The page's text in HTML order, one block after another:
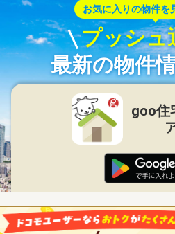
お気に入りの物件を
プッシュ
最新の物件
goo住